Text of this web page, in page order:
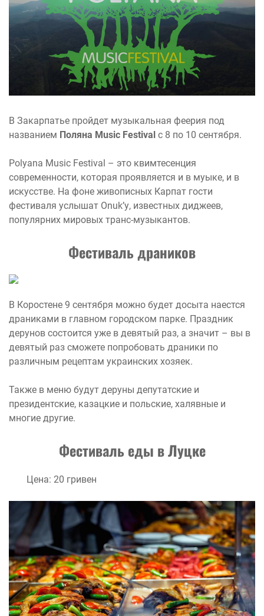
В Закарпатье пройдет музыкальная феерия под
названием Поляна Music Festival с 8 по 10 сентября.
Polyana Music Festival – это квимтесенция
современности, которая проявляется и в муыке, и в
искусстве. На фоне живописных Карпат гости
фестиваля услышат Onuk’у, известных диджеев,
популярних мировых транс-музыкантов.
Фестиваль драников
В Коростене 9 сентября можно будет досыта наестся
драниками в главном городском парке. Праздник
дерунов состоится уже в девятый раз, а значит – вы в
девятый раз сможете попробовать драники по
различным рецептам украинских хозяек.
Также в меню будут деруны депутатские и
президентские, казацкие и польские, халявные и
многие другие.
Фестиваль еды в Луцке
Цена: 20 гривен